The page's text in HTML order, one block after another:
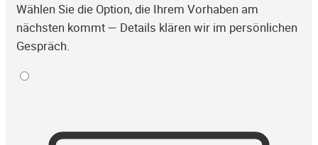
Wählen Sie die Option, die Ihrem Vorhaben am
nächsten kommt — Details klären wir im persönlichen
Gespräch.